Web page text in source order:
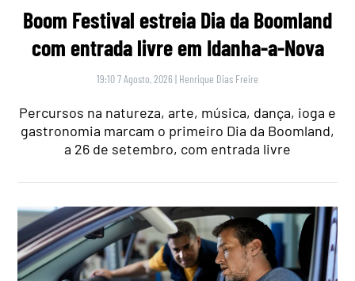
Boom Festival estreia Dia da Boomland
com entrada livre em Idanha-a-Nova
19:10 7 Agosto, 2026 | Henrique Dias Freire
Percursos na natureza, arte, música, dança, ioga e
gastronomia marcam o primeiro Dia da Boomland,
a 26 de setembro, com entrada livre